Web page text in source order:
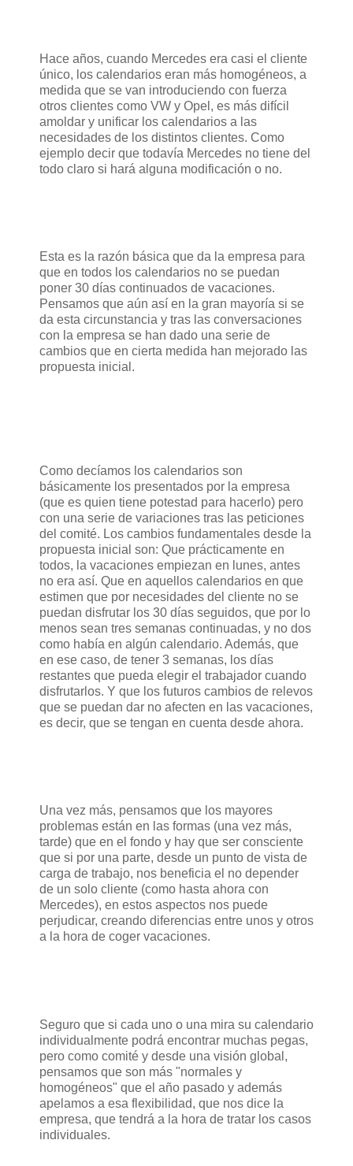
Hace años, cuando Mercedes era casi el cliente
único, los calendarios eran más homogéneos, a
medida que se van introduciendo con fuerza
otros clientes como VW y Opel, es más difícil
amoldar y unificar los calendarios a las
necesidades de los distintos clientes. Como
ejemplo decir que todavía Mercedes no tiene del
todo claro si hará alguna modificación o no.
Esta es la razón básica que da la empresa para
que en todos los calendarios no se puedan
poner 30 días continuados de vacaciones.
Pensamos que aún así en la gran mayoría si se
da esta circunstancia y tras las conversaciones
con la empresa se han dado una serie de
cambios que en cierta medida han mejorado las
propuesta inicial.
Como decíamos los calendarios son
básicamente los presentados por la empresa
(que es quien tiene potestad para hacerlo) pero
con una serie de variaciones tras las peticiones
del comité. Los cambios fundamentales desde la
propuesta inicial son: Que prácticamente en
todos, la vacaciones empiezan en lunes, antes
no era así. Que en aquellos calendarios en que
estimen que por necesidades del cliente no se
puedan disfrutar los 30 días seguidos, que por lo
menos sean tres semanas continuadas, y no dos
como había en algún calendario. Además, que
en ese caso, de tener 3 semanas, los días
restantes que pueda elegir el trabajador cuando
disfrutarlos. Y que los futuros cambios de relevos
que se puedan dar no afecten en las vacaciones,
es decir, que se tengan en cuenta desde ahora.
Una vez más, pensamos que los mayores
problemas están en las formas (una vez más,
tarde) que en el fondo y hay que ser consciente
que si por una parte, desde un punto de vista de
carga de trabajo, nos beneficia el no depender
de un solo cliente (como hasta ahora con
Mercedes), en estos aspectos nos puede
perjudicar, creando diferencias entre unos y otros
a la hora de coger vacaciones.
Seguro que si cada uno o una mira su calendario
individualmente podrá encontrar muchas pegas,
pero como comité y desde una visión global,
pensamos que son más "normales y
homogéneos" que el año pasado y además
apelamos a esa flexibilidad, que nos dice la
empresa, que tendrá a la hora de tratar los casos
individuales.